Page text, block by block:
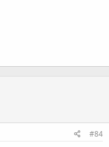
#84